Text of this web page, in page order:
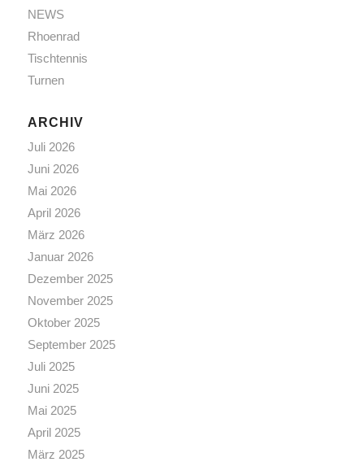
NEWS
Rhoenrad
Tischtennis
Turnen
ARCHIV
Juli 2026
Juni 2026
Mai 2026
April 2026
März 2026
Januar 2026
Dezember 2025
November 2025
Oktober 2025
September 2025
Juli 2025
Juni 2025
Mai 2025
April 2025
März 2025